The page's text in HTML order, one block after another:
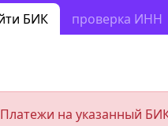
БИК проверка ИНН
на указанный